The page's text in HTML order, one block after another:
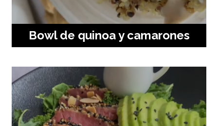
Bowl de quinoa y camarones